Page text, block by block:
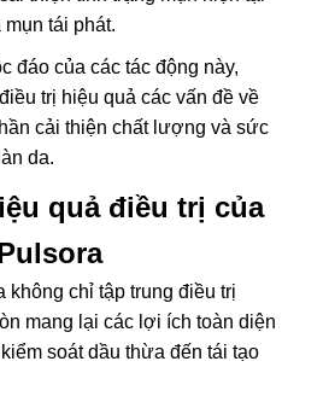
tái phát.
đáo của các tác động này,
trị hiệu quả các vấn đề về
cải thiện chất lượng và sức
da.
quả điều trị của
không chỉ tập trung điều trị
mang lại các lợi ích toàn diện
soát dầu thừa đến tái tạo